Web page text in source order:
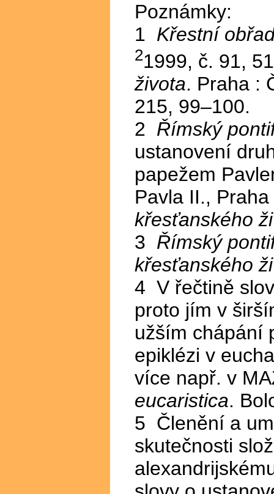
Poznámky:
1 Křestní
21999, č. 91,
života. Praha :
215, 99–100.
2 Římský
ustanovení
papežem
Pavla II.,
křesťanského
3 Římský
křesťanského
4 V řečtině
proto jím v
užším chápání
epiklézi v
více např. v
eucaristica.
5 Členění a
skutečnosti